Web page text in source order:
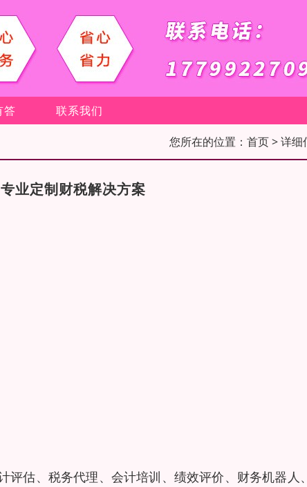
答 联系我们
您所在的位置： 首页> 详细
业定制财税解决方案
评估、税务代理、会计培训、绩效评价、财务机器人